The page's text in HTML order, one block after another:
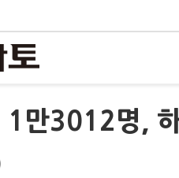
1만3012명,